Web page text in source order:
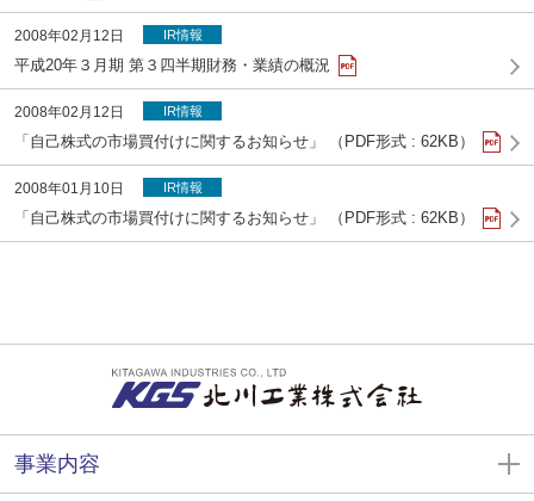
2008年02月12日 IR情報
平成20年３月期 第３四半期財務・業績の概況
2008年02月12日 IR情報
「自己株式の市場買付けに関するお知らせ」 （PDF形式 : 62KB）
2008年01月10日 IR情報
「自己株式の市場買付けに関するお知らせ」 （PDF形式 : 62KB）
事業内容